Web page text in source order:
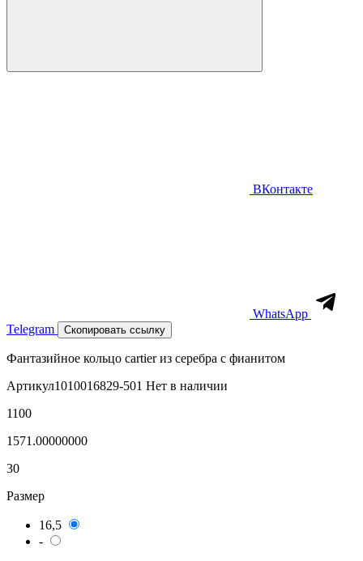
ВКонтакте
WhatsApp
Telegram
Скопировать ссылку
Фантазийное кольцо cartier из серебра с фианитом
Артикул1010016829-501 Нет в наличии
1100
1571.00000000
30
Размер
16,5
-